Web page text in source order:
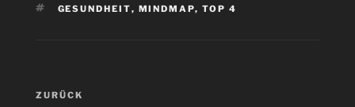
SCHLAGWÖRTER
GESUNDHEIT, MINDMAP, TOP 4
Beitragsnavigation
Vorheriger
ZURÜCK